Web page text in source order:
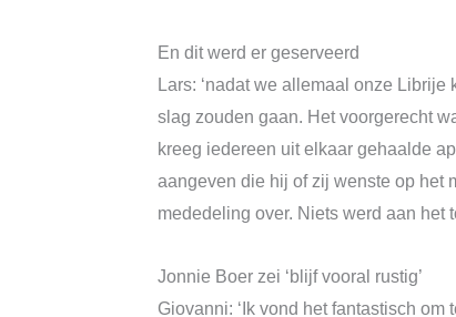
En dit werd er geserveerd
Lars: ‘nadat we allemaal onze
slag zouden gaan. Het voorgerecht
kreeg iedereen uit elkaar gehaalde
aangeven die hij of zij wenste op het
mededeling over. Niets werd aan het
Jonnie Boer zei ‘blijf vooral rustig’
Giovanni: ‘Ik vond het fantastisch